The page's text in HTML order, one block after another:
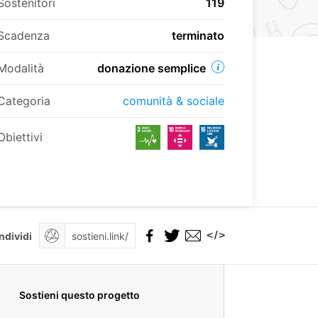
119
terminato
donazione semplice
comunità & sociale
</>
Sostieni questo progetto